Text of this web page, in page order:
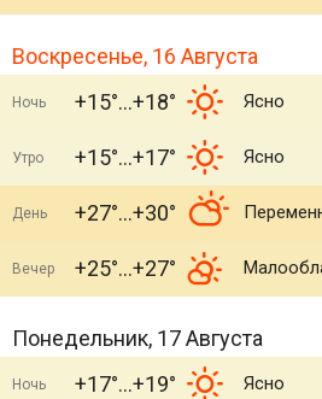
Воскресенье, 16 Августа
Ночь +15° +18° Ясно
Утро +15° +17° Ясно
День +27° +30°
Вечер +25° +27°
Понедельник, 17 Августа
Ночь +17° +19° Ясно